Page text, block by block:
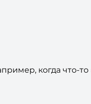
когда что-то